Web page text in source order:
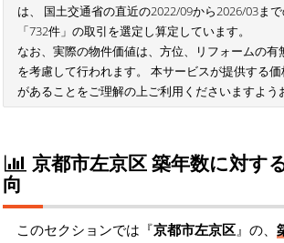
は、 国土交通省の直近の2022/09から2026/03ま
「732件」の取引を選定し算定しています。
なお、実際の物件価値は、方位、リフォームの有
を考慮して行われます。 本サービスが提供する
があることをご理解の上ご利用くださいますよう
京都市左京区 築年数に対す
向
このセクションでは『京都市左京区 』の、